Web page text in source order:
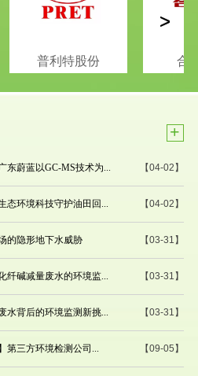
普利特股份 合
>
+
【04-02】
东蔚蓝以GC-MS技术为...
【04-02】
态环境科技守护油田回...
【03-31】
的隐形地下水威胁
【03-31】
纤碱减量废水的环境监...
【03-31】
水背后的环境监测新挑...
【09-05】
第三方环境检测公司...